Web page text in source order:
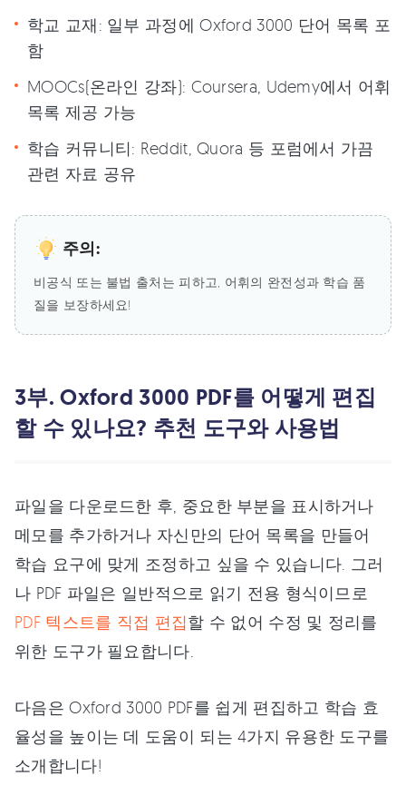
학교 교재: 일부 과정에 Oxford 3000 단어 목록 포
함
MOOCs(온라인 강좌): Coursera, Udemy에서 어휘
목록 제공 가능
학습 커뮤니티: Reddit, Quora 등 포럼에서 가끔
관련 자료 공유
주의:
비공식 또는 불법 출처는 피하고, 어휘의 완전성과 학습 품
질을 보장하세요!
3부. Oxford 3000 PDF를 어떻게 편집
할 수 있나요? 추천 도구와 사용법
파일을 다운로드한 후, 중요한 부분을 표시하거나
메모를 추가하거나 자신만의 단어 목록을 만들어
학습 요구에 맞게 조정하고 싶을 수 있습니다. 그러
나 PDF 파일은 일반적으로 읽기 전용 형식이므로
PDF 텍스트를 직접 편집할 수 없어 수정 및 정리를
위한 도구가 필요합니다.
다음은 Oxford 3000 PDF를 쉽게 편집하고 학습 효
율성을 높이는 데 도움이 되는 4가지 유용한 도구를
소개합니다!